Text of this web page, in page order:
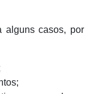
alguns casos, por